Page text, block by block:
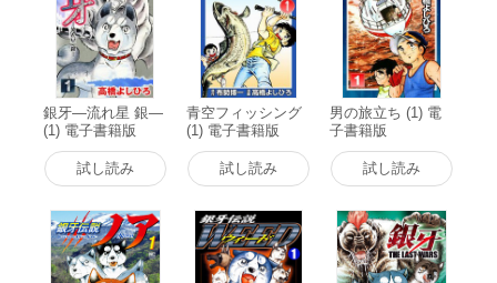
銀牙―流れ星 銀―
(1) 電子書籍版
試し読み
青空フィッシング
(1) 電子書籍版
試し読み
男の旅立ち (1) 電
子書籍版
試し読み